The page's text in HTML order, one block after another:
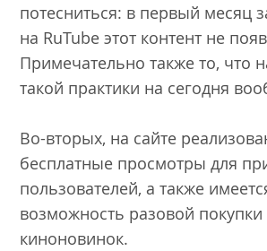
потесниться: в первый месяц
на RuTube этот контент не
Примечательно также то, что
такой практики на сегодня
Во-вторых, на сайте
бесплатные просмотры для
пользователей, а также
возможность разовой покупки
киноновинок.